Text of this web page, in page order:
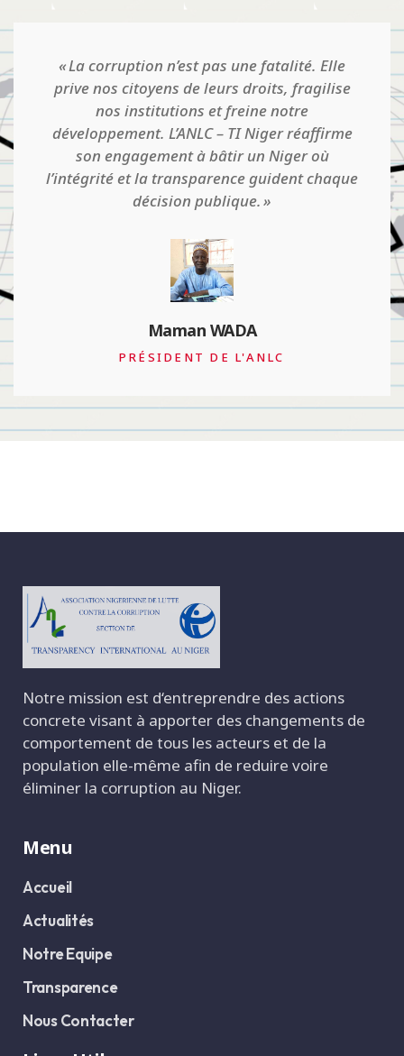
Quand on pense qu'on est établi dans une
situation d'intégrité, qu'il y a une culture
d'honnêteté et qu'il n'y a pas de corruption,
que tout va bien en somme, c'est là que le
danger guette
François Valérian
INTERNATIONAL
Notre mission est d‘entreprendre des actions
concrete visant à apporter des changements de
comportement de tous les acteurs et de la
population elle-même afin de reduire voire
éliminer la corruption au Niger.
Menu
Accueil
Actualités
Notre Equipe
Transparence
Nous Contacter